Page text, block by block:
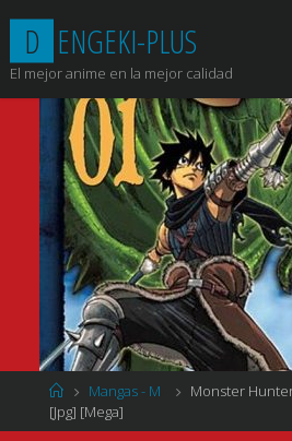
contenido
D ENGEKI-PLUS
El mejor anime en la mejor calidad
Página
de
Inicio
Mangas - M
Monster
[Jpg] [Mega]